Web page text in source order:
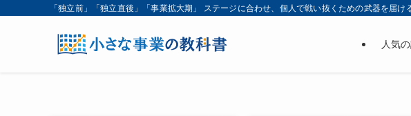
「独立前」「独立直後」「事業拡大期」 ステージに合わせ、個人で戦い抜くための武器を届け
人気